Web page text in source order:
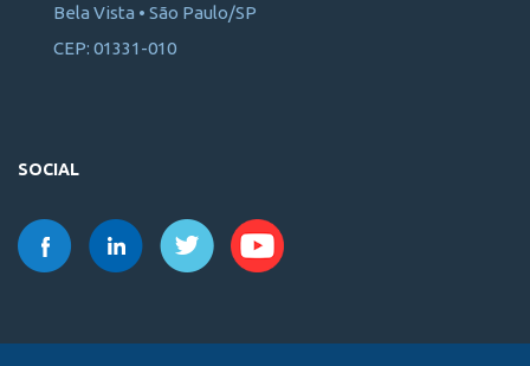
Bela Vista • São Paulo/SP
CEP: 01331-010
SOCIAL